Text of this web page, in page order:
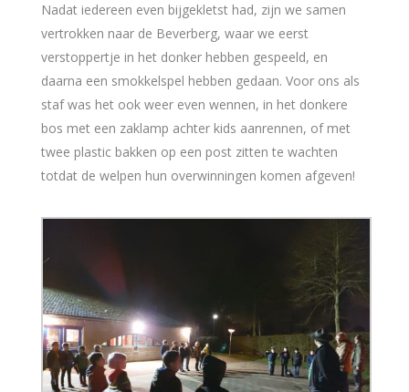
Nadat iedereen even bijgekletst had, zijn we samen
vertrokken naar de Beverberg, waar we eerst
verstoppertje in het donker hebben gespeeld, en
daarna een smokkelspel hebben gedaan. Voor ons als
staf was het ook weer even wennen, in het donkere
bos met een zaklamp achter kids aanrennen, of met
twee plastic bakken op een post zitten te wachten
totdat de welpen hun overwinningen komen afgeven!